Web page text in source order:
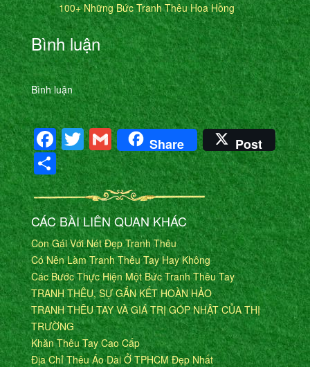
100+ Những Bức Tranh Thêu Hoa Hồng
Bình luận
Bình luận
Facebook
Twitter
Gmail
Share Post
Share
CÁC BÀI LIÊN QUAN KHÁC
Con Gái Với Nét Đẹp Tranh Thêu
Có Nên Làm Tranh Thêu Tay Hay Không
Các Bước Thực Hiện Một Bức Tranh Thêu Tay
TRANH THÊU, SỰ GẮN KẾT HOÀN HẢO
TRANH THÊU TAY VÀ GIÁ TRỊ GÓP NHẬT CỦA THỊ
TRƯỜNG
Khăn Thêu Tay Cao Cấp
Địa Chỉ Thêu Áo Dài Ở TPHCM Đẹp Nhất